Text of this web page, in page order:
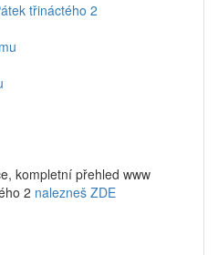
třináctého 2
kompletní přehled www
2 nalezneš ZDE